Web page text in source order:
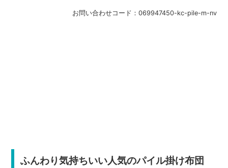
お問い合わせコード： 069947450-kc-pile-m-nv
ふんわり気持ちいい人気のパイル掛け布団